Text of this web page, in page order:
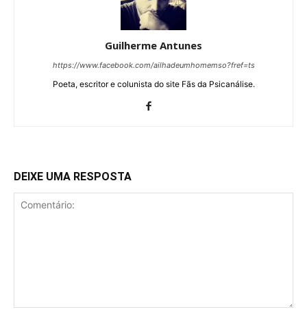
Guilherme Antunes
https://www.facebook.com/ailhadeumhomemso?fref=ts
Poeta, escritor e colunista do site Fãs da Psicanálise.
DEIXE UMA RESPOSTA